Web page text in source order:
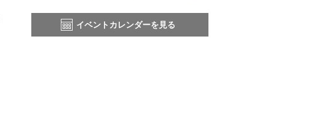
イベントカレンダーを見る